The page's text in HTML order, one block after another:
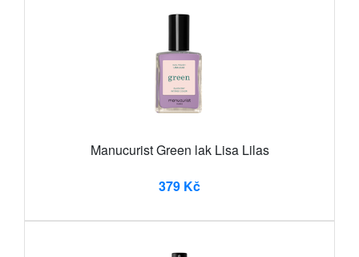
Manucurist Green lak Lisa Lilas
379 Kč